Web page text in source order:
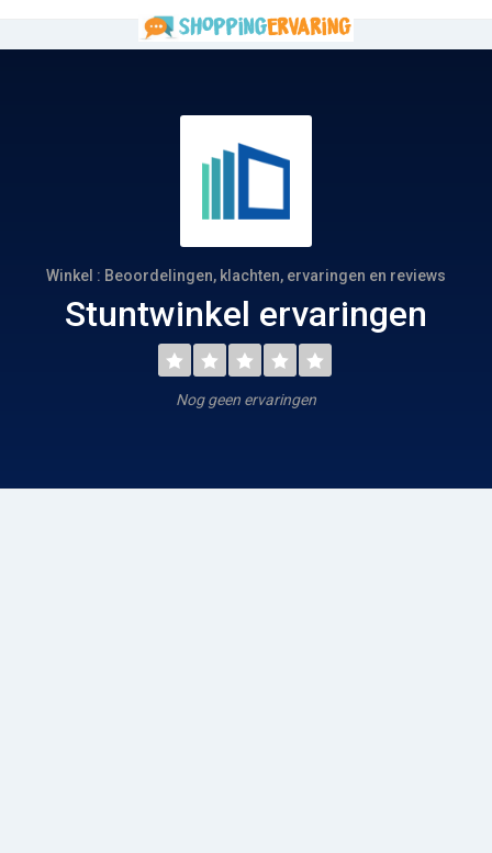
Winkel : Beoordelingen, klachten, ervaringen en reviews
Stuntwinkel ervaringen
Nog geen ervaringen